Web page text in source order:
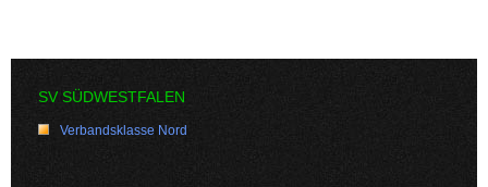
SV SÜDWESTFALEN
Verbandsklasse Nord